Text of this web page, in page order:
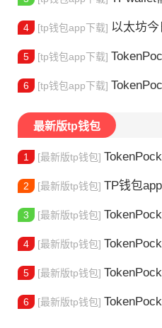
4 [tp钱包app下载] 以太坊今
5 [tp钱包app下载] TokenPocket
6 [tp钱包app下载]
最新版tp钱包
1 [最新版tp钱包]
2 [最新版tp钱包] TP钱包app认
3 [最新版tp钱包] TokenPocket
4 [最新版tp钱包] TokenPocket
5 [最新版tp钱包] TokenPocket
6 [最新版tp钱包]